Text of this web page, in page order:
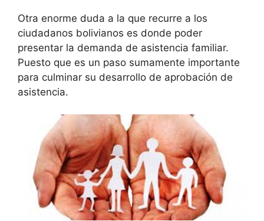
Otra enorme duda a la que recurre a los
ciudadanos bolivianos es donde poder
presentar la demanda de asistencia familiar.
Puesto que es un paso sumamente importante
para culminar su desarrollo de aprobación de
asistencia.